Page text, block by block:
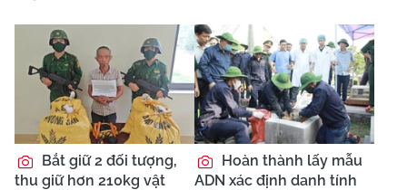
Bắt giữ 2 đối tượng,
thu giữ hơn 210kg vật
Hoàn thành lấy mẫu
ADN xác định danh tính